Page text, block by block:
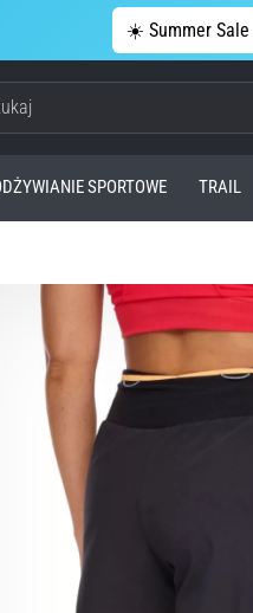
☀️ Summer Sale
SPORTOWE TRAIL